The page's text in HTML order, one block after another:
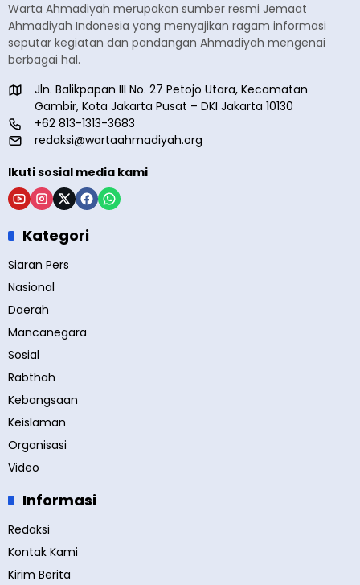
Warta Ahmadiyah merupakan sumber resmi Jemaat
Ahmadiyah Indonesia yang menyajikan ragam informasi
seputar kegiatan dan pandangan Ahmadiyah mengenai
berbagai hal.
Jln. Balikpapan III No. 27 Petojo Utara, Kecamatan
Gambir, Kota Jakarta Pusat – DKI Jakarta 10130
+62 813-1313-3683
redaksi@wartaahmadiyah.org
Ikuti sosial media kami
Kategori
Siaran Pers
Nasional
Daerah
Mancanegara
Sosial
Rabthah
Kebangsaan
Keislaman
Organisasi
Video
Informasi
Redaksi
Kontak Kami
Kirim Berita